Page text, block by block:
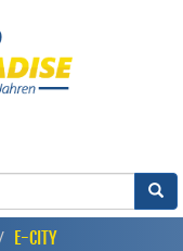
E-CITY